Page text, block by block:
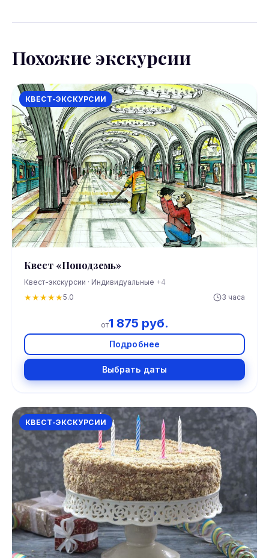
Похожие экскурсии
КВЕСТ-ЭКСКУРСИИ
Квест «Поподземь»
Квест-экскурсии · Индивидуальные +4
★★★★★5.0 3 часа
от1 875 руб.
Подробнее
Выбрать даты
КВЕСТ-ЭКСКУРСИИ